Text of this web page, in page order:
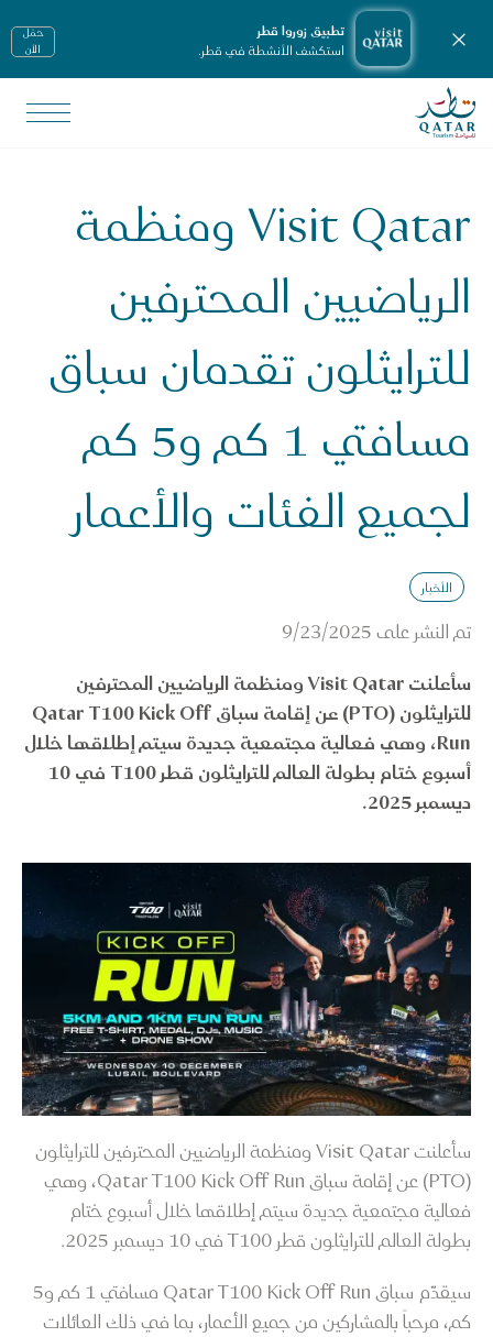
تطبيق زوروا قطر
استكشف الأنشطة في قطر.
حمّل
الأن
إغلاق الإشعارات
الصفحة الرئيسية لموقع VisitQatar
Visit Qatar ومنظمة الرياضيين المحترفين للترايثلون تقدمان سباق مسافتي 1 كم و5 كم لجميع الفئات والأعمار
Visit Qatar ومنظمة
الرياضيين المحترفين
للترايثلون تقدمان سباق
مسافتي 1 كم و5 كم
لجميع الفئات والأعمار
الأخبار
تم النشر على 9/23/2025
سأعلنت Visit Qatar ومنظمة الرياضيين المحترفين
للترايثلون (PTO) عن إقامة سباق Qatar T100 Kick Off
Run، وهي فعالية مجتمعية جديدة سيتم إطلاقها خلال
أسبوع ختام بطولة العالم للترايثلون قطر T100 في 10
ديسمبر 2025.
سأعلنت Visit Qatar ومنظمة الرياضيين المحترفين للترايثلون
(PTO) عن إقامة سباق Qatar T100 Kick Off Run، وهي
فعالية مجتمعية جديدة سيتم إطلاقها خلال أسبوع ختام
بطولة العالم للترايثلون قطر T100 في 10 ديسمبر 2025.
سيقدّم سباق Qatar T100 Kick Off Run مسافتي 1 كم و5
كم، مرحباً بالمشاركين من جميع الأعمار، بما في ذلك العائلات